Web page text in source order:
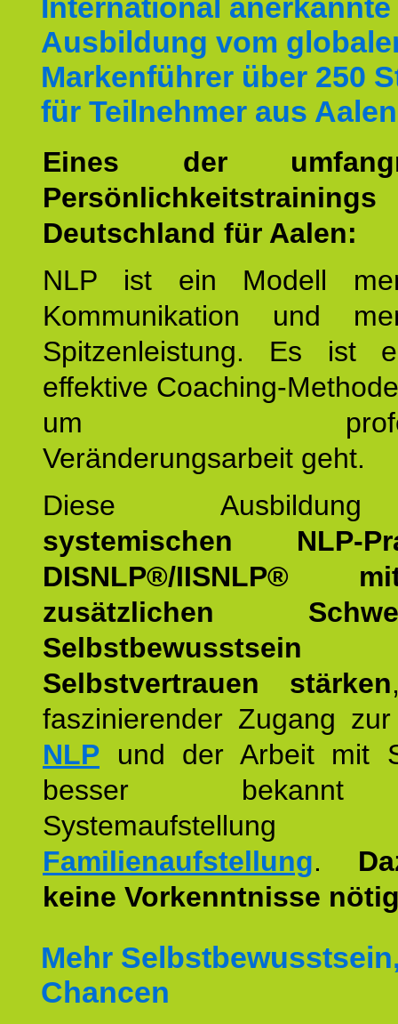
International
Ausbildung vom
Markenführer über 250
für Teilnehmer aus Aalen
Eines der
Deutschland für Aalen:
NLP ist ein Modell
Kommunikation und
Spitzenleistung. Es ist
effektive Coaching-
um
Veränderungsarbeit geht.
Diese
systemischen NLP-
DISNLP®/IISNLP®
zusätzlichen
Selbstvertrauen stärken
faszinierender Zugang
NLP und der Arbeit mit
besser
Familienaufstellung.
keine Vorkenntnisse
Mehr
Chancen